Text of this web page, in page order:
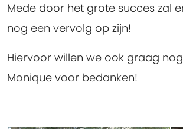
Mede door het grote succes zal
nog een vervolg op zijn!
Hiervoor willen we ook graag
Monique voor bedanken!